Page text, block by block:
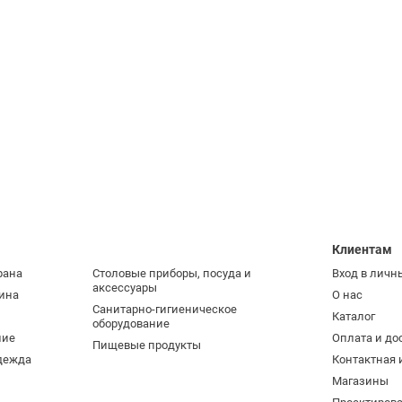
Столовые приборы, посуда и
аксессуары
Санитарно-гигиеническое
оборудование
Пищевые продукты
Клиентам
Вход в
О нас
Каталог
Оплата и
Магазины